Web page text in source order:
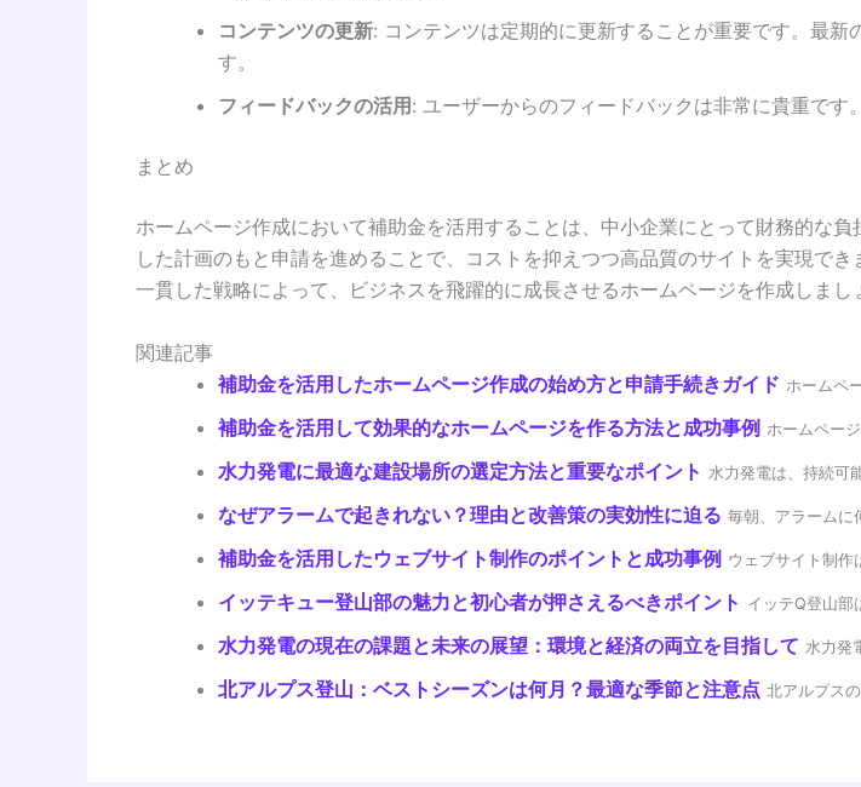
コンテンツの更新: コンテンツは定期的に更新することが重要です。最
す。
フィードバックの活用: ユーザーからのフィードバックは非常に貴重です
まとめ
ホームページ作成において補助金を活用することは、中小企業にとって財務的な
した計画のもと申請を進めることで、コストを抑えつつ高品質のサイトを実現で
一貫した戦略によって、ビジネスを飛躍的に成長させるホームページを作成しまし
関連記事
補助金を活用したホームページ作成の始め方と申請手続きガイド ホームペ
補助金を活用して効果的なホームページを作る方法と成功事例 ホームペー
水力発電に最適な建設場所の選定方法と重要なポイント 水力発電は、持続可
なぜアラームで起きれない？理由と改善策の実効性に迫る 毎朝、アラーム
補助金を活用したウェブサイト制作のポイントと成功事例 ウェブサイト制
イッテキュー登山部の魅力と初心者が押さえるべきポイント イッテQ登山
水力発電の現在の課題と未来の展望：環境と経済の両立を目指して 水力発
北アルプス登山：ベストシーズンは何月？最適な季節と注意点 北アルプス